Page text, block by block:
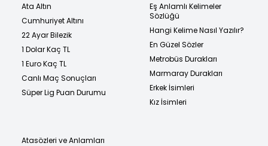
Ata Altın
Cumhuriyet Altını
22 Ayar Bilezik
1 Dolar Kaç TL
1 Euro Kaç TL
Canlı Maç Sonuçları
Süper Lig Puan Durumu
Eş Anlamlı Kelimeler
Sözlüğü
Hangi Kelime Nasıl Yazılır?
En Güzel Sözler
Metrobüs Durakları
Marmaray Durakları
Erkek İsimleri
Kız İsimleri
Atasözleri ve Anlamları